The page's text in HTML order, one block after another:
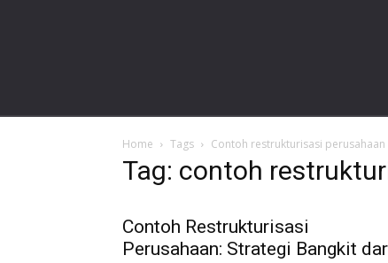
Home Tags Contoh restrukturisasi perusahaan
Tag: contoh
Contoh Restrukturisasi
Perusahaan: Strategi Bangkit